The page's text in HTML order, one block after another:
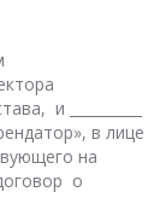
и __________
в лице
на
о